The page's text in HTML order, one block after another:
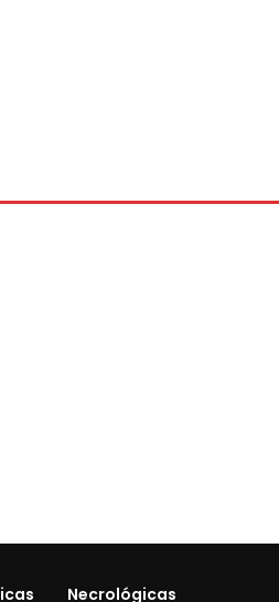
Necrológicas